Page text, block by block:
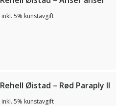
inkl. 5% kunstavgift
Øistad – Rød Paraply II
inkl. 5% kunstavgift